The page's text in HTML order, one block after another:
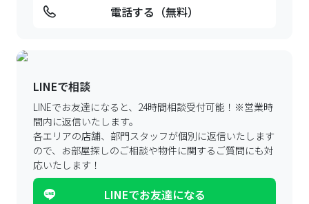
電話する（無料）
LINEで相談
LINEでお友達になると、24時間相談受付可能！ ※営業時
間内に返信いたします。
各エリアの店舗、部門スタッフが個別に返信いたします
ので、 お部屋探しのご相談や物件に関するご質問にも対
応いたします！
LINEでお友達になる